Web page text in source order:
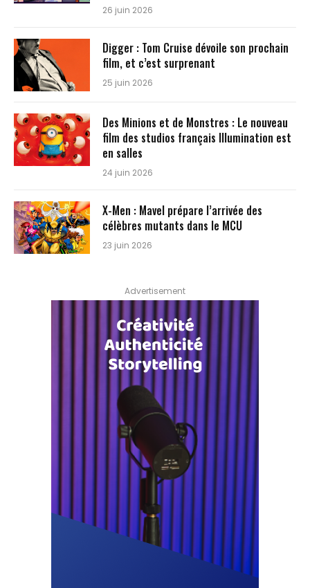
26 juin 2026
Digger : Tom Cruise dévoile son prochain
film, et c’est surprenant
25 juin 2026
Des Minions et de Monstres : Le nouveau
film des studios français Illumination est
en salles
24 juin 2026
X-Men : Mavel prépare l’arrivée des
célèbres mutants dans le MCU
23 juin 2026
Advertisement